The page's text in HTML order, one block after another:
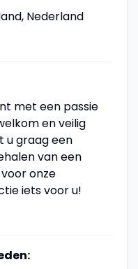
Nederland
met een passie
en veilig
u graag een
van een
onze
iets voor u!